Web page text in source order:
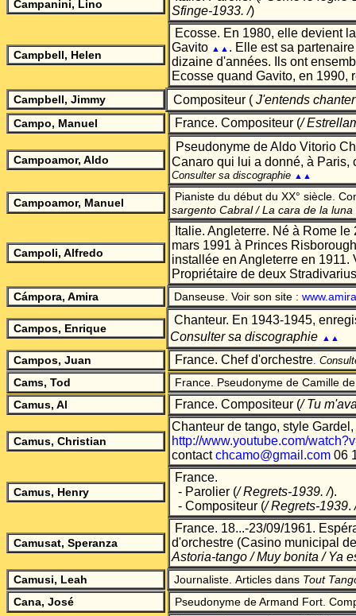
Campanini, Lino
Sfinge-1933. /)
Campbell, Helen
Ecosse. En 1980, elle devient
Gavito ▲▲ . Elle est sa
dizaine d'années. Ils ont
Ecosse quand Gavito, en 1990,
Campbell, Jimmy Compositeur ( J'entends
Campo, Manuel France. Compositeur (/
Campoamor, Aldo
Pseudonyme de Aldo Vitorio
Canaro qui lui a donné, à Paris,
Consulter sa discographie ▲▲
Campoamor, Manuel
Pianiste du début du XX° siècle.
sargento Cabral / La cara de la luna
Campoli, Alfredo
Italie. Angleterre. Né à Rome
mars 1991 à Princes
installée en Angleterre en 1911.
Propriétaire de deux
Cámpora, Amira Danseuse. Voir son site :
Campos, Enrique
Chanteur. En 1943-1945,
Consulter sa discographie
▲▲
Campos, Juan France. Chef d'orchestre.
Cams, Tod
France. Pseudonyme de Camille
Camus, Al
France. Compositeur (/ Tu
Camus, Christian
Chanteur de tango, style
http://www.youtube.com/
contactchcamo@gmail.com 06
Camus, Henry
France.
- Parolier (/ Regrets-1939. /).
- Compositeur (/ Regrets-1939.
Camusat, Speranza
France. 18...-23/09/1961.
d'orchestre (Casino municipal
Astoria-tango / Muy bonita / Ya
Camusi, Leah Journaliste. Articles dans Tout
Cana, José
Pseudonyme de Armand Fort.